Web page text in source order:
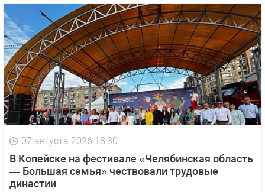
07 августа 2026 18:30
В Копейске на фестивале «Челябинская область
— Большая семья» чествовали трудовые
династии